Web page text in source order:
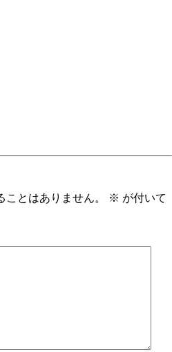
とはありません。 ※ が付いて